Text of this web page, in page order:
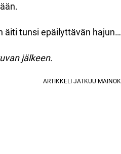
äiti tunsi epäilyttävän hajun…
jälkeen.